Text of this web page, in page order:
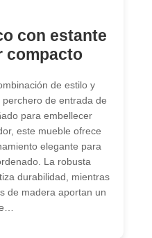
con estante
compacto
de estilo y
de entrada de
para embellecer
este mueble ofrece
elegante para
La robusta
durabilidad, mientras
de madera aportan un